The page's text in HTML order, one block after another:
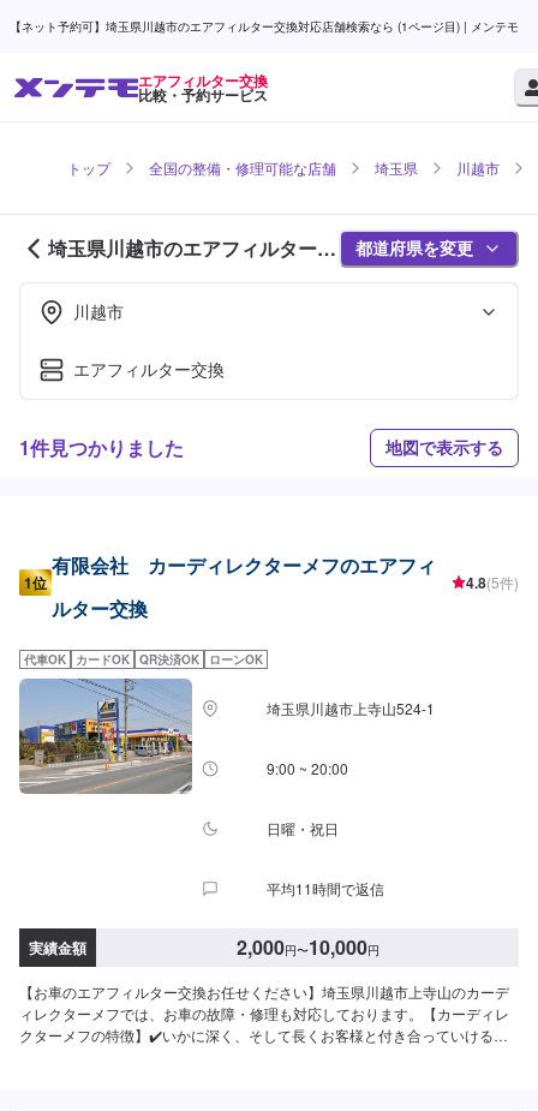
【ネット予約可】埼玉県川越市のエアフィルター交換対応店舗検索なら (1ページ目) | メンテモ
エアフィルター交換
比較・予約サービス
トップ 全国の整備・修理可能な店舗 埼玉県 川越市
埼玉県川越市のエアフィルター交
換対応店舗紹介 (1ページ目)
都道府県を変更
川越市
エアフィルター交換
1件見つかりました 地図で表示する
1位
有限会社 カーディレクターメフのエアフィ
ルター交換
4.8(5件)
代車OK カードOK QR決済OK ローンOK
埼玉県川越市上寺山524-1
9:00 ~ 20:00
日曜・祝日
平均11時間で返信
実績金額 2,000円〜10,000円
【お車のエアフィルター交換お任せください】埼玉県川越市上寺山のカーデ
ィレクターメフでは、お車の故障・修理も対応しております。【カーディレ
クターメフの特徴】✔️いかに深く、そして長くお客様と付き合っていけるか